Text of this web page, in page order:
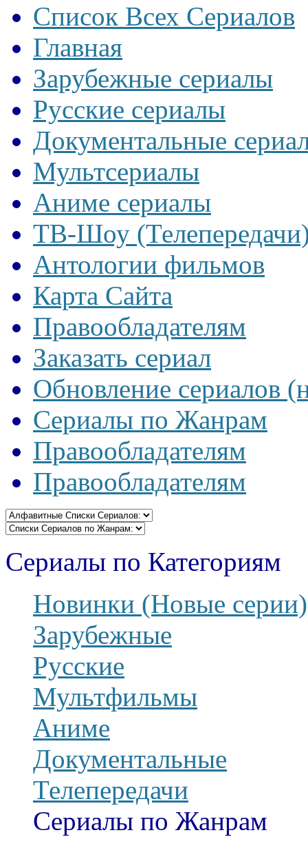
Список Всех Сериалов
Главная
Зарубежные сериалы
Русские сериалы
Документальные
Мультсериалы
Аниме сериалы
ТВ-Шоу
Антологии фильмов
Карта Сайта
Правообладателям
Заказать сериал
Обновление сериалов
Сериалы по Жанрам
Правообладателям
Правообладателям
Сериалы по Категориям
Новинки (Новые серии)
Зарубежные
Русские
Мультфильмы
Аниме
Документальные
Телепередачи
Сериалы по Жанрам